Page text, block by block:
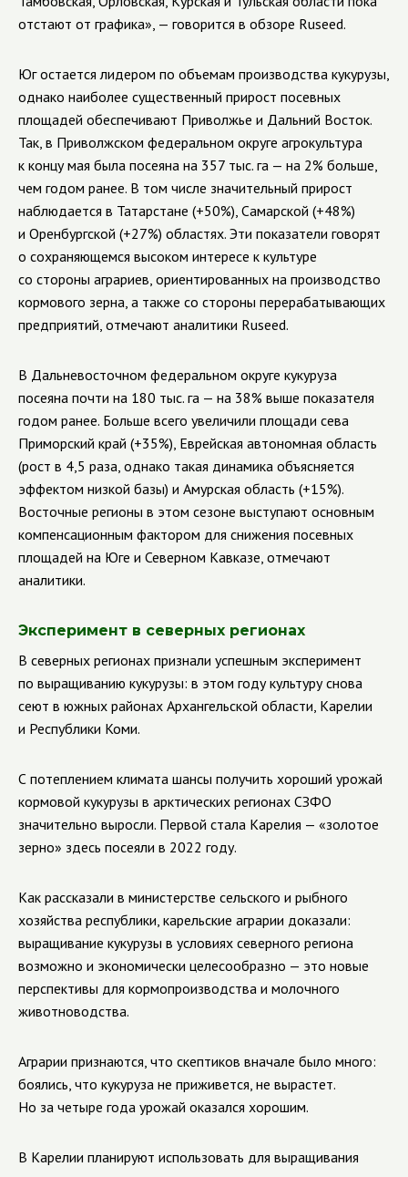
отстают от графика», — говорится в обзоре Ruseed.
Юг остается лидером по объемам производства кукурузы,
однако наиболее существенный прирост посевных
площадей обеспечивают Приволжье и Дальний Восток.
Так, в Приволжском федеральном округе агрокультура
к концу мая была посеяна на 357 тыс. га — на 2% больше,
чем годом ранее. В том числе значительный прирост
наблюдается в Татарстане (+50%), Самарской (+48%)
и Оренбургской (+27%) областях. Эти показатели говорят
о сохраняющемся высоком интересе к культуре
со стороны аграриев, ориентированных на производство
кормового зерна, а также со стороны перерабатывающих
предприятий, отмечают аналитики Ruseed.
В Дальневосточном федеральном округе кукуруза
посеяна почти на 180 тыс. га — на 38% выше показателя
годом ранее. Больше всего увеличили площади сева
Приморский край (+35%), Еврейская автономная область
(рост в 4,5 раза, однако такая динамика объясняется
эффектом низкой базы) и Амурская область (+15%).
Восточные регионы в этом сезоне выступают основным
компенсационным фактором для снижения посевных
площадей на Юге и Северном Кавказе, отмечают
аналитики.
Эксперимент в северных регионах
В северных регионах признали успешным эксперимент
по выращиванию кукурузы: в этом году культуру снова
сеют в южных районах Архангельской области, Карелии
и Республики Коми.
С потеплением климата шансы получить хороший урожай
кормовой кукурузы в арктических регионах СЗФО
значительно выросли. Первой стала Карелия — «золотое
зерно» здесь посеяли в 2022 году.
Как рассказали в министерстве сельского и рыбного
хозяйства республики, карельские аграрии доказали:
выращивание кукурузы в условиях северного региона
возможно и экономически целесообразно — это новые
перспективы для кормопроизводства и молочного
животноводства.
Аграрии признаются, что скептиков вначале было много:
боялись, что кукуруза не приживется, не вырастет.
Но за четыре года урожай оказался хорошим.
В Карелии планируют использовать для выращивания